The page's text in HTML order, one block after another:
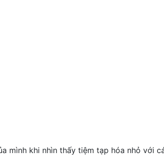
mình khi nhìn thấy tiệm tạp hóa nhỏ với